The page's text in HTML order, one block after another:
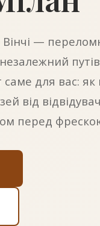
—
саме для вас:
від
перед